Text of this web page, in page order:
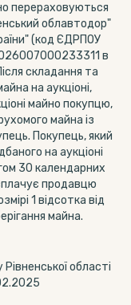
перераховуються
облавтодор"
(код ЄДРПОУ
в
складання та
на аукціоні,
майно покупцю,
майна із
Покупець, який
на аукціоні
30 календарних
продавцю
1 відсотка від
майна.
області